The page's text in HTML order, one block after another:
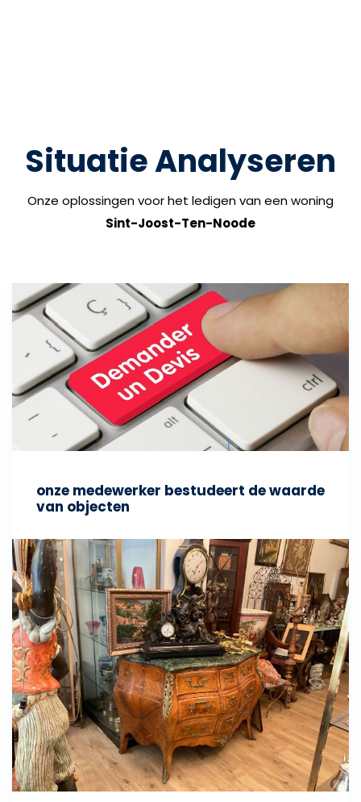
Situatie Analyseren
Onze oplossingen voor het ledigen van een woning
Sint-Joost-Ten-Noode
onze medewerker bestudeert de waarde
van objecten